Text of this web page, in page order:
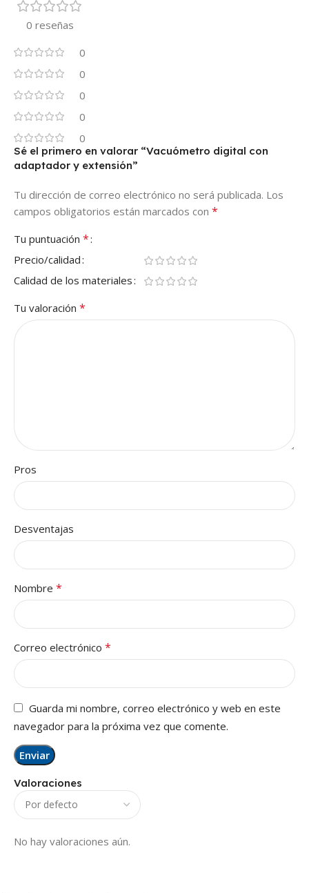
0 reseñas
0
0
0
0
0
Valoraciones
No hay valoraciones aún.
Sé el primero en valorar “Vacuómetro digital con
adaptador y extensión”
Tu dirección de correo electrónico no será publicada. Los
campos obligatorios están marcados con *
Tu puntuación *
Precio/calidad
Calidad de los materiales
Tu valoración *
Pros
Desventajas
Nombre *
Correo electrónico *
Guarda mi nombre, correo electrónico y web en este
navegador para la próxima vez que comente.